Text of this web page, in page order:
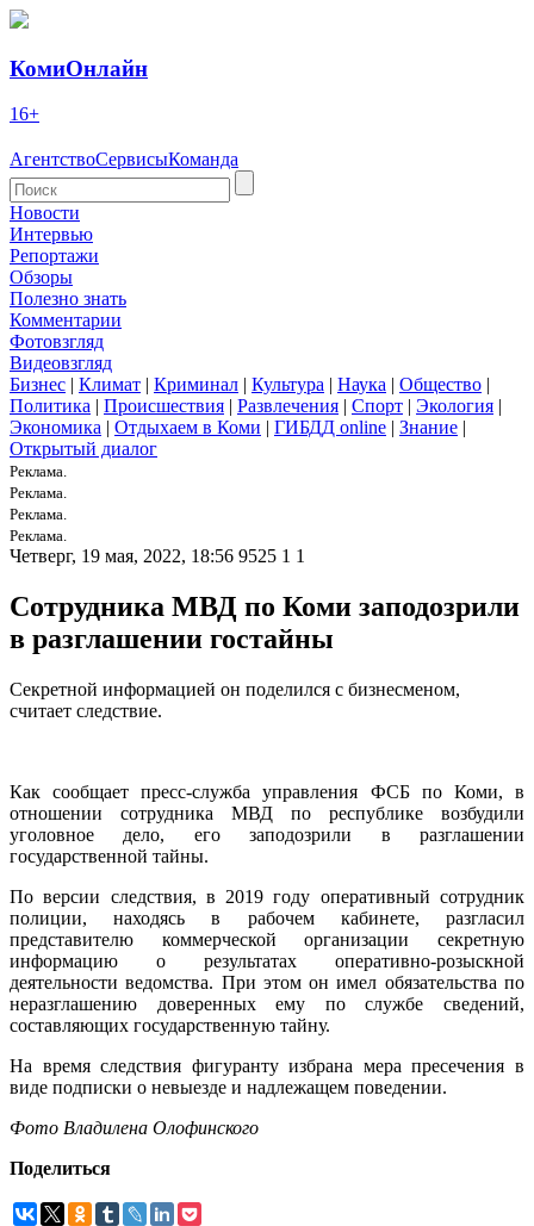
КомиОнлайн
16+
АгентствоСервисыКоманда
Новости
Интервью
Репортажи
Обзоры
Полезно знать
Комментарии
Фотовзгляд
Видеовзгляд
Бизнес | Климат | Криминал | Культура | Наука | Общество |
Политика | Происшествия | Развлечения | Спорт | Экология |
Экономика | Отдыхаем в Коми | ГИБДД online | Знание |
Открытый диалог
Реклама.
Реклама.
Реклама.
Реклама.
Четверг, 19 мая, 2022, 18:56 9525 1 1
Сотрудника МВД по Коми заподозрили
в разглашении гостайны
Секретной информацией он поделился с бизнесменом,
считает следствие.
Как сообщает пресс-служба управления ФСБ по Коми, в
отношении сотрудника МВД по республике возбудили
уголовное дело, его заподозрили в разглашении
государственной тайны.
По версии следствия, в 2019 году оперативный сотрудник
полиции, находясь в рабочем кабинете, разгласил
представителю коммерческой организации секретную
информацию о результатах оперативно-розыскной
деятельности ведомства. При этом он имел обязательства по
неразглашению доверенных ему по службе сведений,
составляющих государственную тайну.
На время следствия фигуранту избрана мера пресечения в
виде подписки о невыезде и надлежащем поведении.
Фото Владилена Олофинского
Поделиться